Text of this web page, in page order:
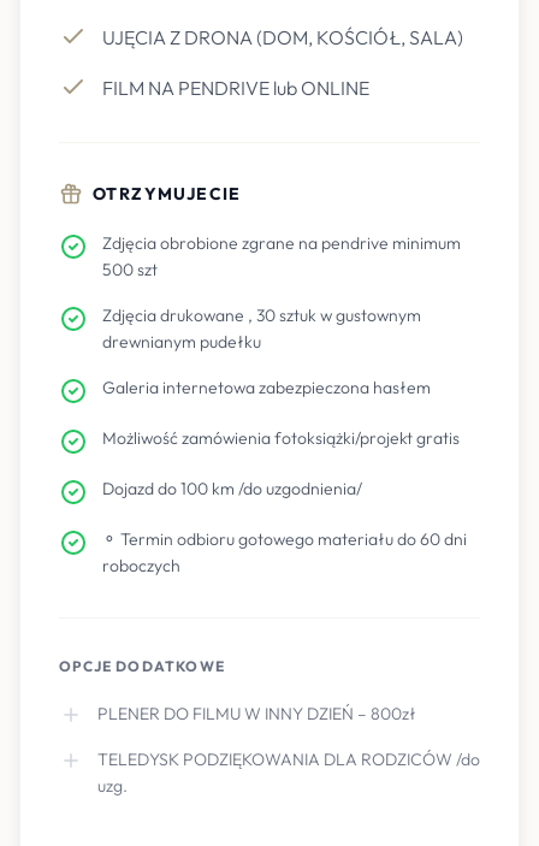
UJĘCIA Z DRONA (DOM, KOŚCIÓŁ, SALA)
FILM NA PENDRIVE lub ONLINE
OTRZYMUJECIE
Zdjęcia obrobione zgrane na pendrive minimum
500 szt
Zdjęcia drukowane , 30 sztuk w gustownym
drewnianym pudełku
Galeria internetowa zabezpieczona hasłem
Możliwość zamówienia fotoksiążki/projekt gratis
Dojazd do 100 km /do uzgodnienia/
⚬ Termin odbioru gotowego materiału do 60 dni
roboczych
OPCJE DODATKOWE
PLENER DO FILMU W INNY DZIEŃ – 800zł
TELEDYSK PODZIĘKOWANIA DLA RODZICÓW /do
uzg.